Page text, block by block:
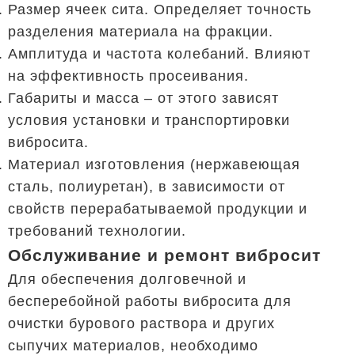
Размер ячеек сита. Определяет точность
разделения материала на фракции.
Амплитуда и частота колебаний. Влияют
на эффективность просеивания.
Габариты и масса – от этого зависят
условия установки и транспортировки
вибросита.
Материал изготовления (нержавеющая
сталь, полиуретан), в зависимости от
свойств перерабатываемой продукции и
требований технологии.
Обслуживание и ремонт вибросит
Для обеспечения долговечной и
бесперебойной работы вибросита для
очистки бурового раствора и других
сыпучих материалов, необходимо